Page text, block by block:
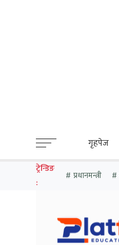
गृहपेज
ट्रेन्डिङ
:
प्रधानमन्त्री